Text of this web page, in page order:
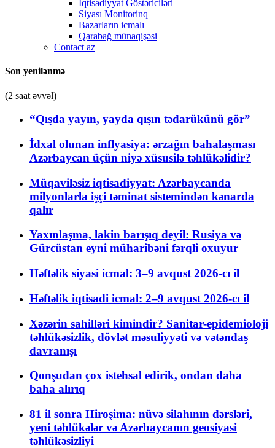
İqtisadiyyat Göstəriciləri
Siyası Monitorinq
Bazarların icmalı
Qarabağ münaqişəsi
Contact az
Son yenilənmə
(2 saat əvvəl)
“Qışda yayın, yayda qışın tədarükünü gör”
İdxal olunan inflyasiya: ərzağın bahalaşması
Azərbaycan üçün niyə xüsusilə təhlükəlidir?
Müqaviləsiz iqtisadiyyat: Azərbaycanda
milyonlarla işçi təminat sistemindən kənarda
qalır
Yaxınlaşma, lakin barışıq deyil: Rusiya və
Gürcüstan eyni müharibəni fərqli oxuyur
Həftəlik siyasi icmal: 3–9 avqust 2026-cı il
Həftəlik iqtisadi icmal: 2–9 avqust 2026-cı il
Xəzərin sahilləri kimindir? Sanitar-epidemioloji
təhlükəsizlik, dövlət məsuliyyəti və vətəndaş
davranışı
Qonşudan çox istehsal edirik, ondan daha
baha alırıq
81 il sonra Hiroşima: nüvə silahının dərsləri,
yeni təhlükələr və Azərbaycanın geosiyasi
təhlükəsizliyi